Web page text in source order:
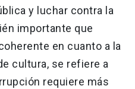
y luchar contra la
importante que
en cuanto a la
cultura, se refiere a
requiere más